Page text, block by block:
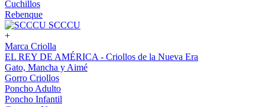
Cuchillos
Rebenque
SCCCU
+
Marca Criolla
EL REY DE AMÉRICA - Criollos de la Nueva Era
Gato, Mancha y Aimé
Gorro Criollos
Poncho Adulto
Poncho Infantil